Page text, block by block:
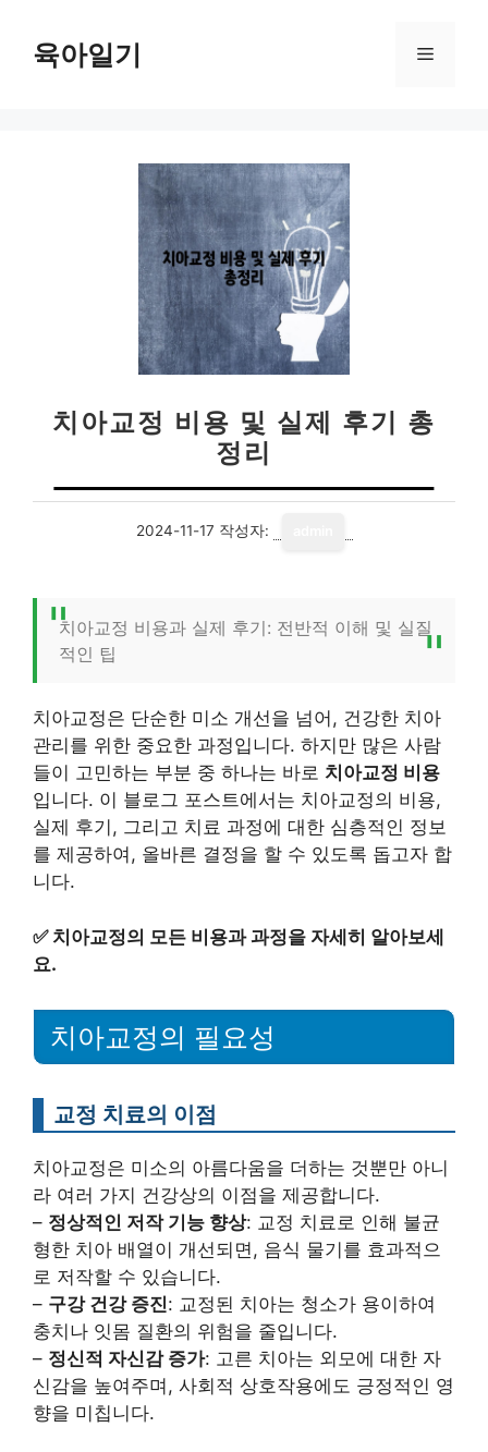
육아일기 메
치아교정 비용 및 실제 후기 총
정리
2024-11-17 작성자:
치아교정 비용과 실제 후기: 전반적 이해 및 실질
적인 팁
치아교정은 단순한 미소 개선을 넘어, 건강한 치아
관리를 위한 중요한 과정입니다. 하지만 많은 사람
들이 고민하는 부분 중 하나는 바로 치아교정 비용
입니다. 이 블로그 포스트에서는 치아교정의 비용,
실제 후기, 그리고 치료 과정에 대한 심층적인 정보
를 제공하여, 올바른 결정을 할 수 있도록 돕고자 합
니다.
✅ 치아교정의 모든 비용과 과정을 자세히 알아보세
요.
치아교정의 필요성
교정 치료의 이점
치아교정은 미소의 아름다움을 더하는 것뿐만 아니
라 여러 가지 건강상의 이점을 제공합니다.
– 정상적인 저작 기능 향상: 교정 치료로 인해 불균
형한 치아 배열이 개선되면, 음식 물기를 효과적으
로 저작할 수 있습니다.
– 구강 건강 증진: 교정된 치아는 청소가 용이하여
충치나 잇몸 질환의 위험을 줄입니다.
– 정신적 자신감 증가: 고른 치아는 외모에 대한 자
신감을 높여주며, 사회적 상호작용에도 긍정적인 영
향을 미칩니다.